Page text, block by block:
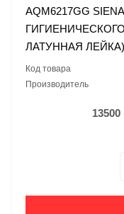
AQM6217GG
ЛАТУННАЯ ЛЕЙКА),
Код товара
Производитель
13500